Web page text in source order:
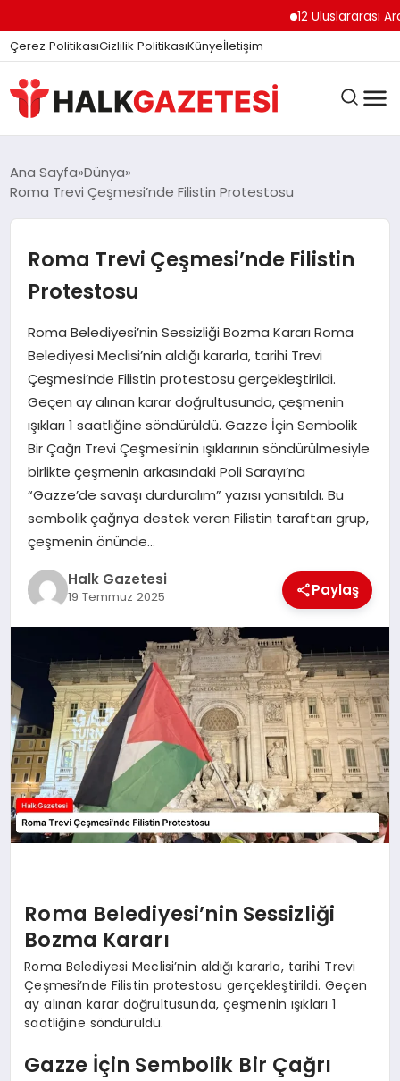
12 Uluslararası Arap
Çerez PolitikasıGizlilik PolitikasıKünyeİletişim
DÜNYA
EKONOMI
GÜNDEM
MAGAZIN
SAĞLIK
SIYASET
TEKNOLOJI
YAŞAM
Ana Sayfa Dünya
Roma Trevi Çeşmesi’nde Filistin Protestosu
Roma Trevi Çeşmesi’nde Filistin
Protestosu
Roma Belediyesi’nin Sessizliği Bozma Kararı Roma
Belediyesi Meclisi’nin aldığı kararla, tarihi Trevi
Çeşmesi’nde Filistin protestosu gerçekleştirildi.
Geçen ay alınan karar doğrultusunda, çeşmenin
ışıkları 1 saatliğine söndürüldü. Gazze İçin Sembolik
Bir Çağrı Trevi Çeşmesi’nin ışıklarının söndürülmesiyle
birlikte çeşmenin arkasındaki Poli Sarayı’na
“Gazze’de savaşı durduralım” yazısı yansıtıldı. Bu
sembolik çağrıya destek veren Filistin taraftarı grup,
çeşmenin önünde…
Halk Gazetesi
19 Temmuz 2025 Paylaş
Roma Belediyesi’nin Sessizliği
Bozma Kararı
Roma Belediyesi Meclisi’nin aldığı kararla, tarihi Trevi
Çeşmesi’nde Filistin protestosu gerçekleştirildi. Geçen
ay alınan karar doğrultusunda, çeşmenin ışıkları 1
saatliğine söndürüldü.
Gazze İçin Sembolik Bir Çağrı